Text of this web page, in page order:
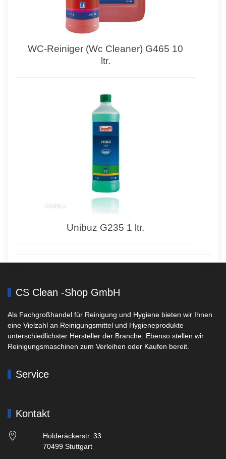
WC-Reiniger (Wc Cleaner) G465 10
ltr.
Unibuz G235 1 ltr.
CS Clean -Shop GmbH
Als Fachgroßhandel für Reinigung und Hygiene bieten wir Ihnen
eine Vielzahl an Reinigungsmittel und Hygieneprodukte
unterschiedlichster Hersteller der Branche. Ebenso stellen wir
Reinigungsmaschinen zum Verleihen oder Kaufen bereit.
Service
Kontakt
Holderäckerstr. 33
70499 Stuttgart